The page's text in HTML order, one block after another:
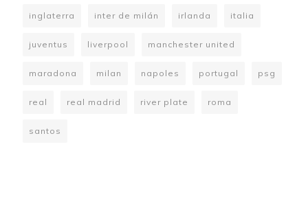
inglaterra inter de milán irlanda italia
juventus liverpool manchester united
maradona milan napoles portugal psg
real real madrid river plate roma
santos